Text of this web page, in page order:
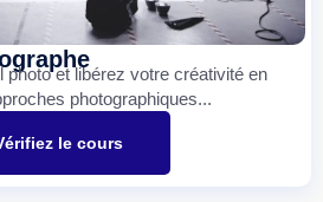
photo et libérez votre créativité en
photographiques...
le cours